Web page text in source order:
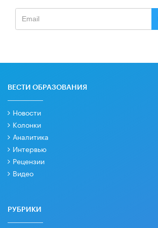
ВЕСТИ ОБРАЗОВАНИЯ
Новости
Колонки
Аналитика
Интервью
Рецензии
Видео
РУБРИКИ